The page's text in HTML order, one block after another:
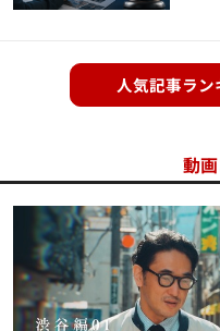
人気記事ラ
動